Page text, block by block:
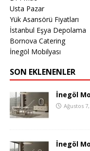
Usta Pazar
Yük Asansörü Fiyatları
İstanbul Eşya Depolama
Bornova Catering
İnegöl Mobilyası
SON EKLENENLER
İnegöl
Ağustos
İnegöl